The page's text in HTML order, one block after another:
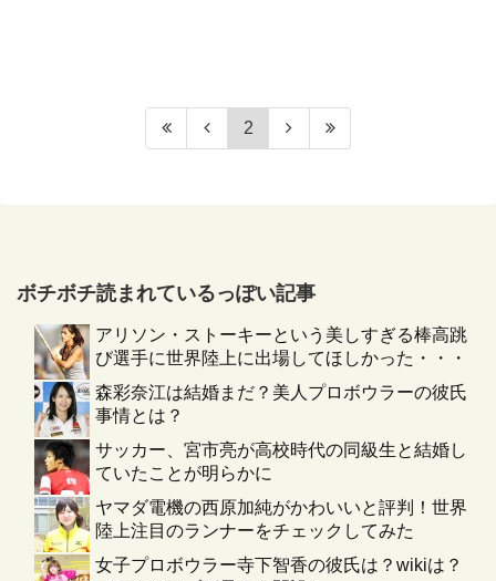
2
ボチボチ読まれているっぽい記事
アリソン・ストーキーという美しすぎる棒高跳
び選手に世界陸上に出場してほしかった・・・
森彩奈江は結婚まだ？美人プロボウラーの彼氏
事情とは？
サッカー、宮市亮が高校時代の同級生と結婚し
ていたことが明らかに
ヤマダ電機の西原加純がかわいいと評判！世界
陸上注目のランナーをチェックしてみた
女子プロボウラー寺下智香の彼氏は？wikiは？